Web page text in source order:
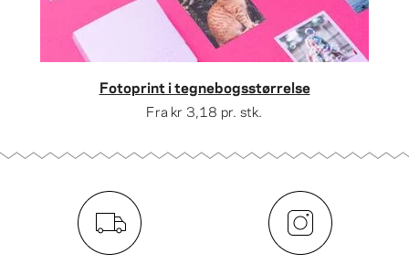
Fotoprint i tegnebogsstørrelse
Fra kr 3,18 pr. stk.